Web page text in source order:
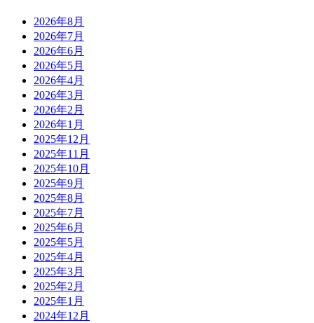
2026年8月
2026年7月
2026年6月
2026年5月
2026年4月
2026年3月
2026年2月
2026年1月
2025年12月
2025年11月
2025年10月
2025年9月
2025年8月
2025年7月
2025年6月
2025年5月
2025年4月
2025年3月
2025年2月
2025年1月
2024年12月